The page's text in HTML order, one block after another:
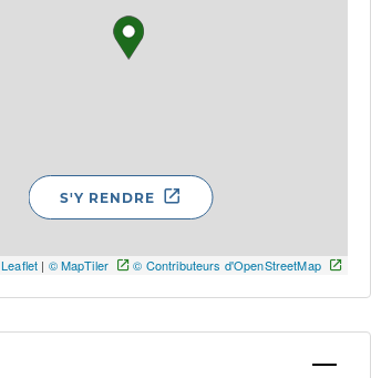
Leaflet | © MapTiler © Contributeurs d'OpenStreetMap
S'Y RENDRE